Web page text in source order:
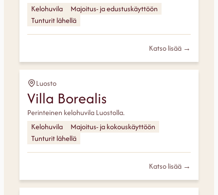
Kelohuvila
Majoitus- ja edustuskäyttöön
Tunturit lähellä
Katso lisää →
Luosto
Villa Borealis
Perinteinen kelohuvila Luostolla.
Kelohuvila
Majoitus- ja kokouskäyttöön
Tunturit lähellä
Katso lisää →